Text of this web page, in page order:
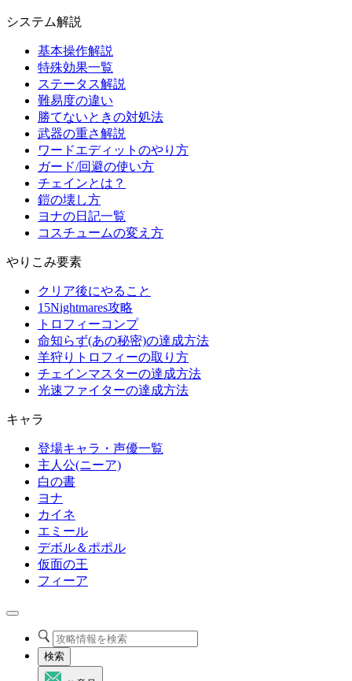
システム解説
基本操作解説
特殊効果一覧
ステータス解説
難易度の違い
勝てないときの対処法
武器の重さ解説
ワードエディットのやり方
ガード/回避の使い方
チェインとは？
鎧の壊し方
ヨナの日記一覧
コスチュームの変え方
やりこみ要素
クリア後にやること
15Nightmares攻略
トロフィーコンプ
命知らず(あの秘密)の達成方法
羊狩りトロフィーの取り方
チェインマスターの達成方法
光速ファイターの達成方法
キャラ
登場キャラ・声優一覧
主人公(ニーア)
白の書
ヨナ
カイネ
エミール
デボル＆ポポル
仮面の王
フィーア
検索